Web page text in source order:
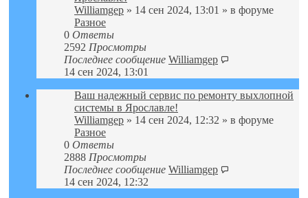
Williamgep » 14 сен 2024, 13:01 » в форуме
Разное
0 Ответы
2592 Просмотры
Последнее сообщение Williamgep
14 сен 2024, 13:01
Ваш надежный сервис по ремонту выхлопной
системы в Ярославле!
Williamgep » 14 сен 2024, 12:32 » в форуме
Разное
0 Ответы
2888 Просмотры
Последнее сообщение Williamgep
14 сен 2024, 12:32